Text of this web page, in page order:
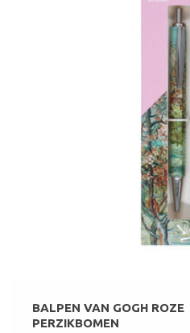
BALPEN VAN GOGH ROZE
PERZIKBOMEN